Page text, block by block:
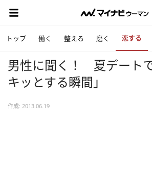
トップ 働く 整える 磨く 恋する
男性に聞く！ 夏デート
キッとする瞬間」
作成: 2013.06.19